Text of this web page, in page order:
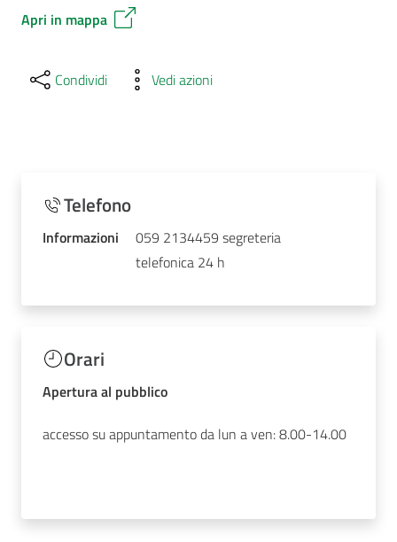
Apri in mappa
Condividi Vedi azioni
Telefono
Informazioni
059 2134459 segreteria
telefonica 24 h
Orari
Apertura al pubblico
accesso su appuntamento da lun a ven: 8.00-14.00